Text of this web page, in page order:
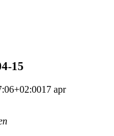
15
17 apr